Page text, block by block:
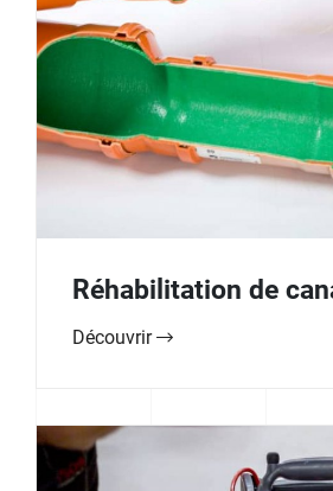
Réhabilitation de
Découvrir